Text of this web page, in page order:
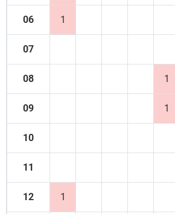
06 1
07
08 1
09 1
10
11
12 1